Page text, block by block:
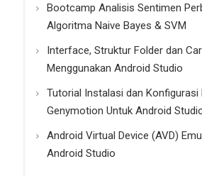
Bootcamp Analisis Sentimen
Algoritma Naive Bayes & SVM
Interface, Struktur Folder dan
Menggunakan Android Studio
Tutorial Instalasi dan Konfigurasi
Genymotion Untuk Android
Android Virtual Device (AVD)
Android Studio